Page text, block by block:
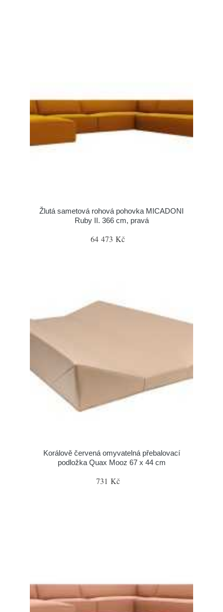
Žlutá sametová rohová pohovka MICADONI
Ruby II. 366 cm, pravá
64 473 Kč
Korálově červená omyvatelná přebalovací
podložka Quax Mooz 67 x 44 cm
731 Kč